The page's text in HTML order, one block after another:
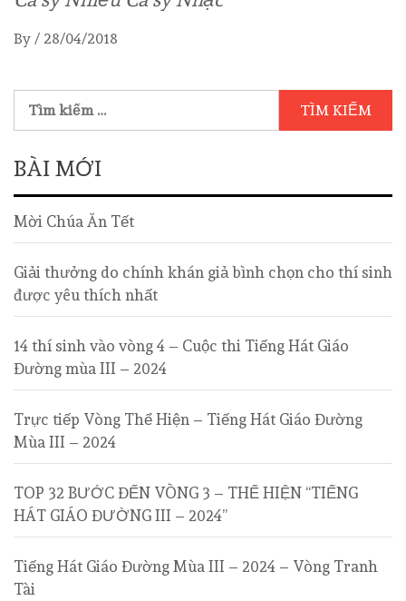
By / 28/04/2018
BÀI MỚI
Mời Chúa Ăn Tết
Giải thưởng do chính khán giả bình chọn cho thí sinh
được yêu thích nhất
14 thí sinh vào vòng 4 – Cuộc thi Tiếng Hát Giáo
Đường mùa III – 2024
Trực tiếp Vòng Thể Hiện – Tiếng Hát Giáo Đường
Mùa III – 2024
TOP 32 BƯỚC ĐẾN VÒNG 3 – THỂ HIỆN “TIẾNG
HÁT GIÁO ĐƯỜNG III – 2024”
Tiếng Hát Giáo Đường Mùa III – 2024 – Vòng Tranh
Tài